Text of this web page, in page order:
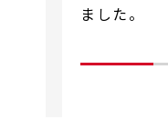
ました。